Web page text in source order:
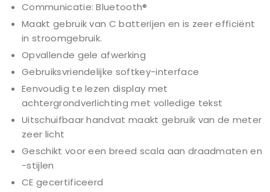
Communicatie: Bluetooth®
Maakt gebruik van C batterijen en is zeer efficiënt
in stroomgebruik.
Opvallende gele afwerking
Gebruiksvriendelijke softkey-interface
Eenvoudig te lezen display met
achtergrondverlichting met volledige tekst
Uitschuifbaar handvat maakt gebruik van de meter
zeer licht
Geschikt voor een breed scala aan draadmaten en
-stijlen
CE gecertificeerd